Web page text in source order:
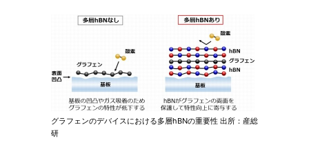
グラフェンのデバイスにおける多層hBNの重要性 出所：産総
研